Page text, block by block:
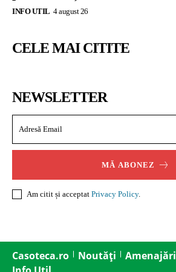
INFO UTIL 4 august 26
CELE MAI CITITE
NEWSLETTER
MĂ ABONEZ
Am citit și acceptat Privacy Policy.
Casoteca.ro Noutăți Amenajări